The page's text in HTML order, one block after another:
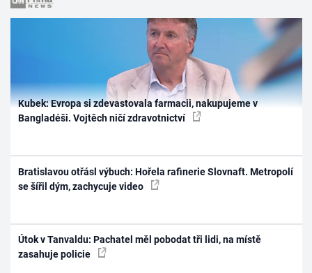
Kubek: Evropa si zdevastovala farmacii, nakupujeme v
Bangladéši. Vojtěch ničí zdravotnictví
Bratislavou otřásl výbuch: Hořela rafinerie Slovnaft. Metropolí
se šířil dým, zachycuje video
Útok v Tanvaldu: Pachatel měl pobodat tři lidi, na místě
zasahuje policie